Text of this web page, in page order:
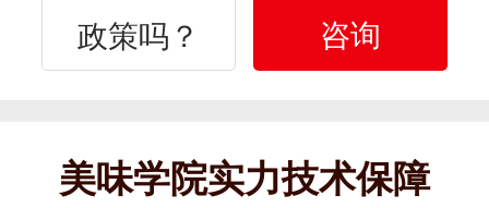
政策吗？
咨询
美味学院实力技术保障